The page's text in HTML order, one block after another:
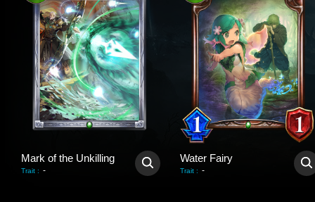
Mark of the Unkilling
Trait : -
Water Fairy
Trait : -